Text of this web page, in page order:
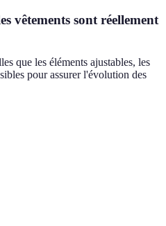
vêtements sont réellement
que les éléments ajustables, les
pour assurer l'évolution des